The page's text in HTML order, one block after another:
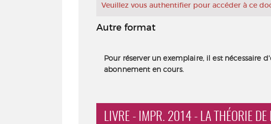
Veuillez vous authentifier pour accéder à ce
Autre format
Pour réserver un exemplaire, il est nécessaire
abonnement en cours.
LIVRE - IMPR. 2014 - LA THÉORIE DE